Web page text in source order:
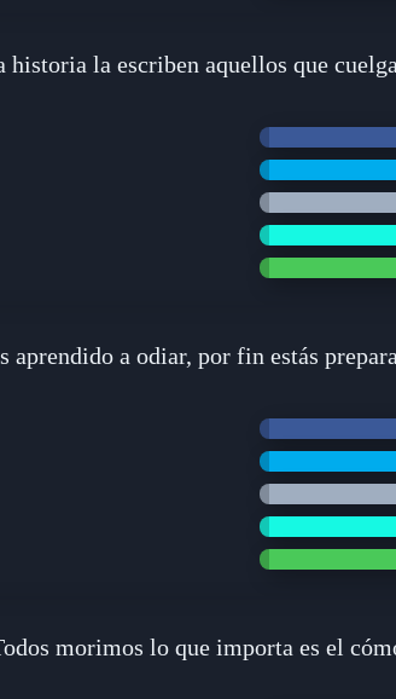
historia la escriben aquellos que
aprendido a odiar, por fin estás
morimos lo que importa es el